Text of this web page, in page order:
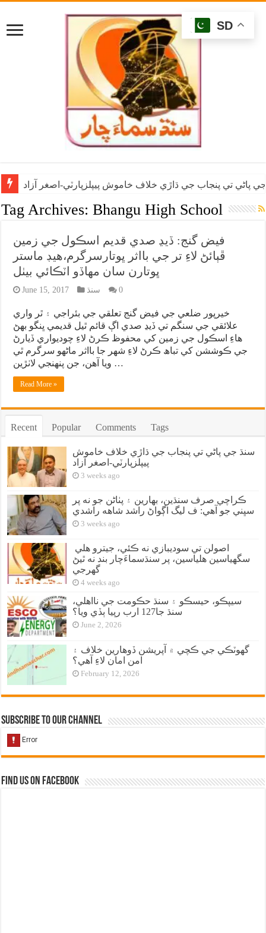
پاڻي تي پنجاب جي ڌاڙي خلاف خاموش پيپلزپارٽي-اصغر آزاد
Tag Archives:Bhangu High School
فيض گنج: ڏيڍ صدي قديم اسڪول جي زمين
ڦٻائڻ لاءِ تر جي بااثر ڀوتارسرگرم،هيڊ ماستر
ڀوتارن سان مهاڏو اٽڪائي بيٺل
June 15, 2017 سنڌ 0
خيرپور ضلعي جي فيض گنج تعلقي جي بئراجي ۽ ٿر واري
علائقي جي سنگم تي ڏيڍ صدي اڳ قائم ٿيل قديمي ڀنگو بهڻ
هاءِ اسڪول جي زمين کي محفوظ ڪرڻ لاءِ چوديواري ڏيارڻ
جي ڪوششن کي تباھ ڪرڻ لاءِ شهر جا بااثر ماڻهو سرگرم ٿي
ويا آهن، جن پنهنجي لاٺڙين …
Read More »
Recent Popular Comments Tags
سنڌ جي پاڻي تي پنجاب جي ڌاڙي خلاف خاموش
پيپلزپارٽي-اصغر آزاد
3 weeks ago
ڪراچي صرف سنڌين، بهارين ۽ پٺاڻن جو نه پر
سڀني جو آهي: ف ليگ اڳواڻ راشد شاهه راشدي
3 weeks ago
سگهياسين هلياسين، پر سنڌسماءَچار بند نه ٿيڻ
گهرجي
4 weeks ago
سيپڪو، حيسڪو ۽ سنڌ حڪومت جي نااهلي،
سنڌ جا127 ارب رپيا ٻڏي ويا؟
June 2, 2026
گهوٽڪي جي ڪچي ۾ آپريشن ڏوهارين خلاف ۽
امن امان لاءِ آهي؟
February 12, 2026
Subscribe to our Channel
Find us on Facebook
SD